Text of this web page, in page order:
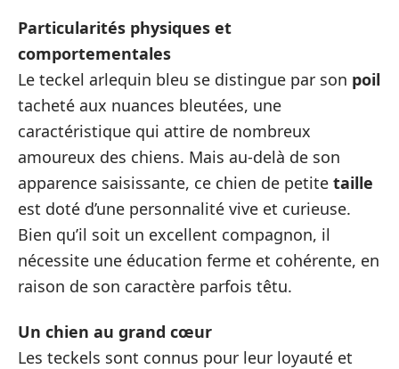
Particularités physiques et
comportementales
Le teckel arlequin bleu se distingue par son poil
tacheté aux nuances bleutées, une
caractéristique qui attire de nombreux
amoureux des chiens. Mais au-delà de son
apparence saisissante, ce chien de petite taille
est doté d’une personnalité vive et curieuse.
Bien qu’il soit un excellent compagnon, il
nécessite une éducation ferme et cohérente, en
raison de son caractère parfois têtu.
Un chien au grand cœur
Les teckels sont connus pour leur loyauté et